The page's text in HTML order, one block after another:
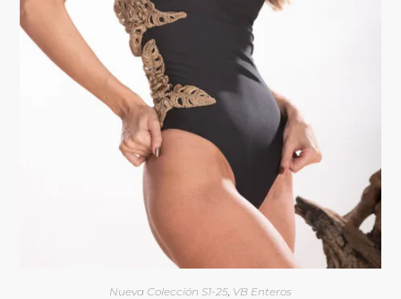
Nueva Colección S1-25 VB Enteros